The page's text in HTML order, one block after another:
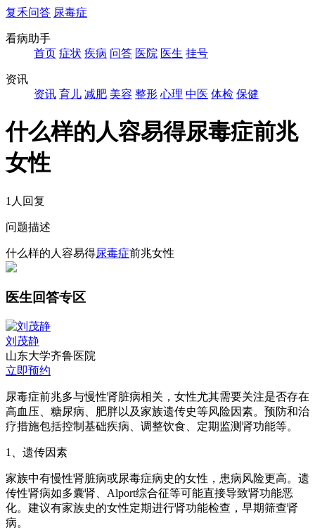
复禾问答 尿毒症
看病助手
首页 症状 疾病 问答 医院 医生 挂号
资讯
资讯 育儿 减肥 美容 整形 心理 中医 体检 保健
什么样的人容易得尿毒症前兆
女性
1人回复
问题描述
什么样的人容易得尿毒症前兆女性
医生回答专区
刘茂静
山东大学齐鲁医院
立即预约
尿毒症前兆多与慢性肾脏病相关，女性尤其需要关注是否存在
高血压、糖尿病、肥胖以及家族遗传史等风险因素。预防和治
疗措施包括控制基础疾病、调整饮食、定期监测肾功能等。
1、遗传因素
家族中有慢性肾脏病或尿毒症病史的女性，患病风险更高。遗
传性肾病如多囊肾、Alport综合征等可能直接导致肾功能恶
化。建议有家族史的女性定期进行肾功能检查，早期筛查肾
病。